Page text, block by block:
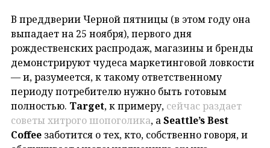
В преддверии Черной пятницы (в этом году она
выпадает на 25 ноября), первого дня
рождественских распродаж, магазины и бренды
демонстрируют чудеса маркетинговой ловкости
— и, разумеется, к такому ответственному
периоду потребителю нужно быть готовым
полностью. Target, к примеру, сейчас раздает
советы хитрого шопоголика, аSeattle’s Best
Coffee заботится о тех, кто, собственно говоря, и